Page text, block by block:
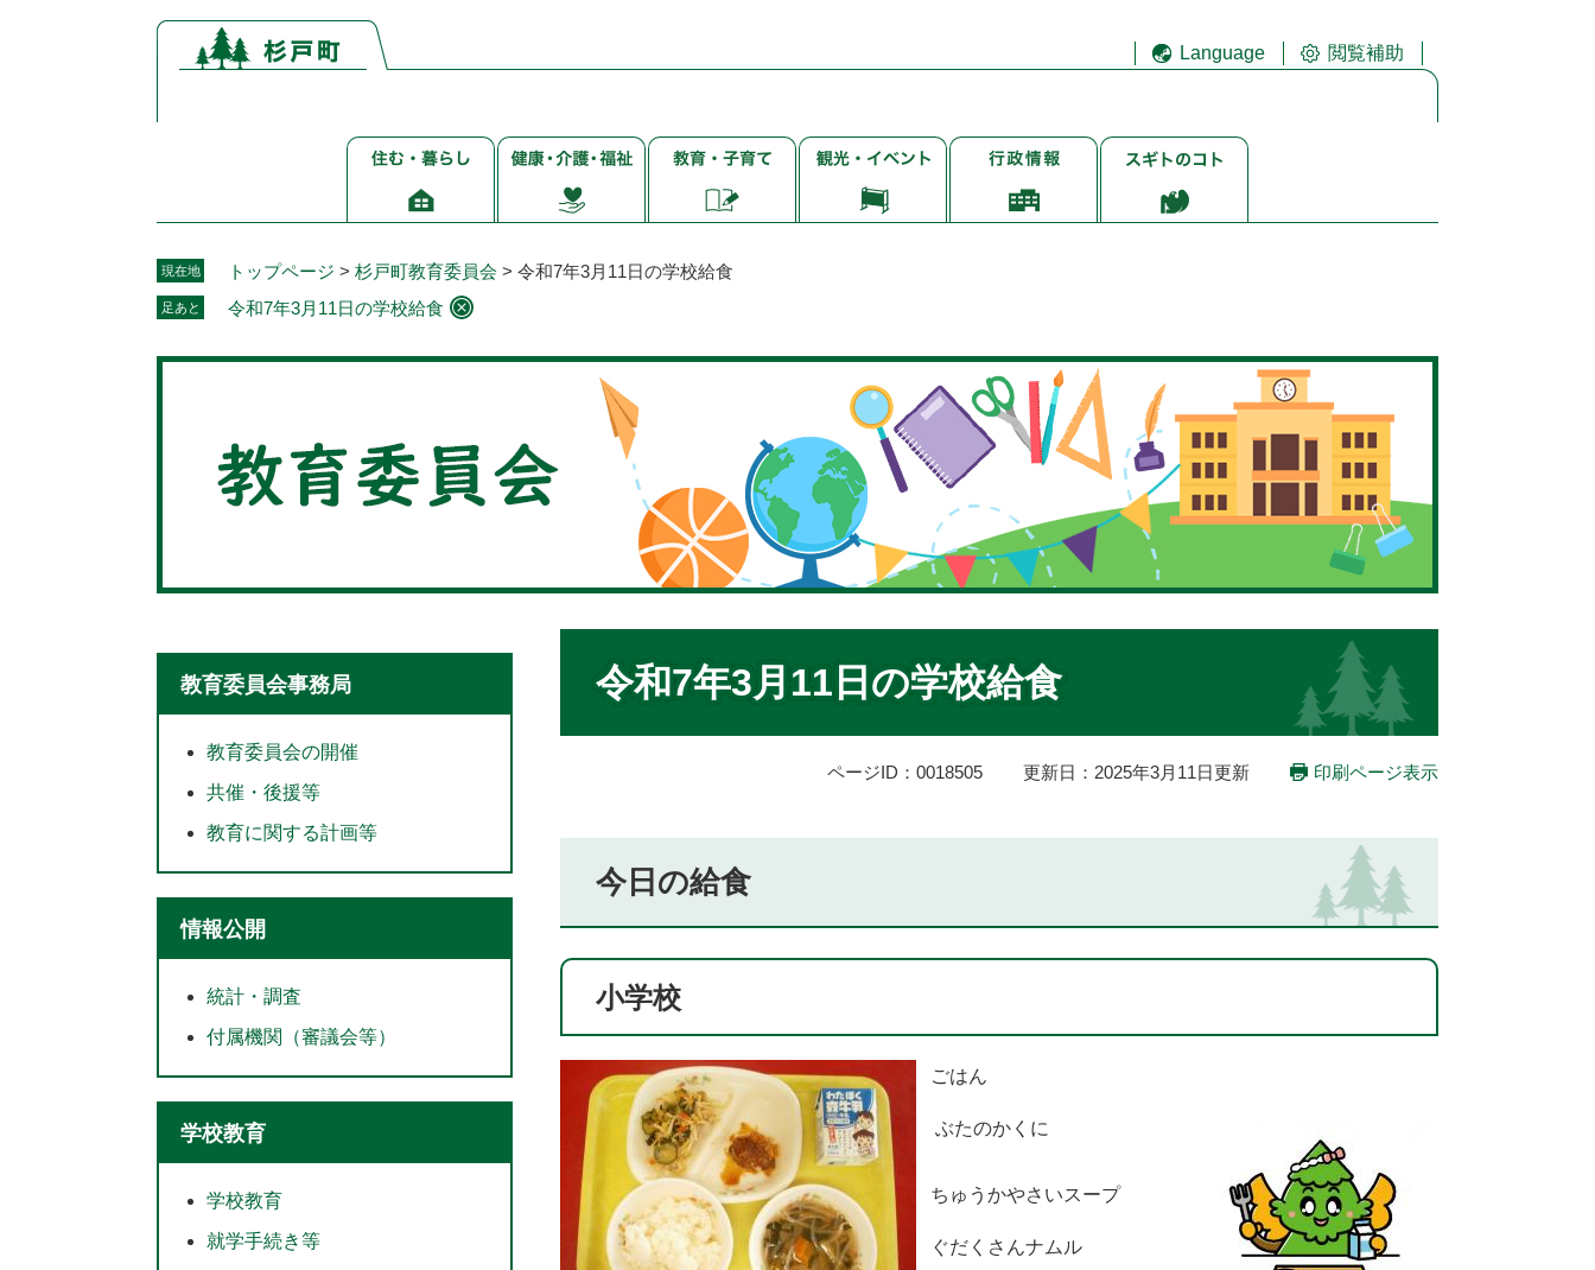
Language 閲覧補助
住
し
健
福
子
学・
観
行
ス
現在地 トップページ > 杉戸町教育委員会 > 令和7年3月11日の学校給食
足あと 令和7年3月11日の学校給食
令和7年3月11日の学校給食
ページID：0018505 更新日：2025年3月11日更新 印刷ページ表示
今日の給食
小学校
ごはん
ぶたのかくに
ちゅうかやさいスープ
ぐだくさんナムル
教育委員会事務局
教育委員会の開催
共催・後援等
教育に関する計画等
情報公開
統計・調査
付属機関（審議会等）
学校教育
学校教育
就学手続き等